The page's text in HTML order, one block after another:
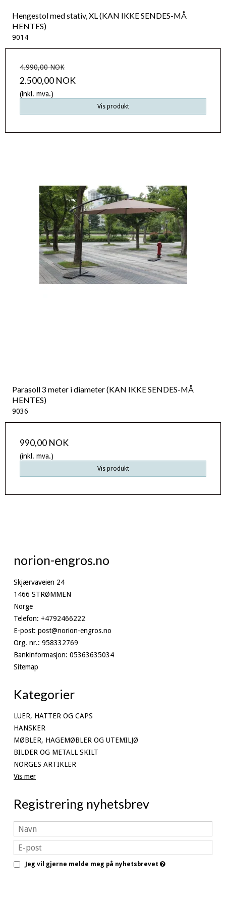
Hengestol med stativ, XL (KAN IKKE SENDES-MÅ
HENTES)
9014
4.990,00 NOK
2.500,00 NOK
(inkl. mva.)
Vis produkt
Parasoll 3 meter i diameter (KAN IKKE SENDES-MÅ
HENTES)
9036
990,00 NOK
(inkl. mva.)
Vis produkt
norion-engros.no
Skjærvaveien 24
1466 STRØMMEN
Norge
Telefon: +4792466222
E-post: post@norion-engros.no
Org. nr.: 958332769
Bankinformasjon: 05363635034
Sitemap
Kategorier
LUER, HATTER OG CAPS
HANSKER
MØBLER, HAGEMØBLER OG UTEMILJØ
BILDER OG METALL SKILT
NORGES ARTIKLER
Vis mer
Registrering nyhetsbrev
Jeg vil gjerne melde meg på nyhetsbrevet